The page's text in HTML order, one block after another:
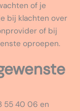
of je
bij klachten over
of bij
oproepen.
55 40 06 en